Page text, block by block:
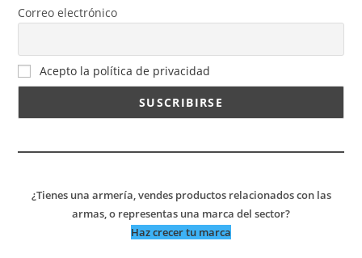
Correo electrónico
Acepto la política de privacidad
¿Tienes una armería, vendes productos relacionados con las
armas, o representas una marca del sector?
Haz crecer tu marca